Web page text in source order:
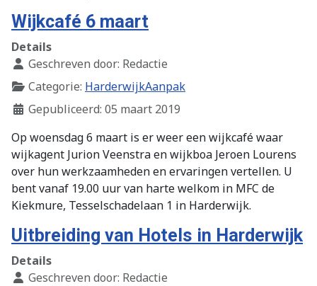
Wijkcafé 6 maart
Details
Geschreven door: Redactie
Categorie: HarderwijkAanpak
Gepubliceerd: 05 maart 2019
Op woensdag 6 maart is er weer een wijkcafé waar
wijkagent Jurion Veenstra en wijkboa Jeroen Lourens
over hun werkzaamheden en ervaringen vertellen. U
bent vanaf 19.00 uur van harte welkom in MFC de
Kiekmure, Tesselschadelaan 1 in Harderwijk.
Uitbreiding van Hotels in Harderwijk
Details
Geschreven door: Redactie